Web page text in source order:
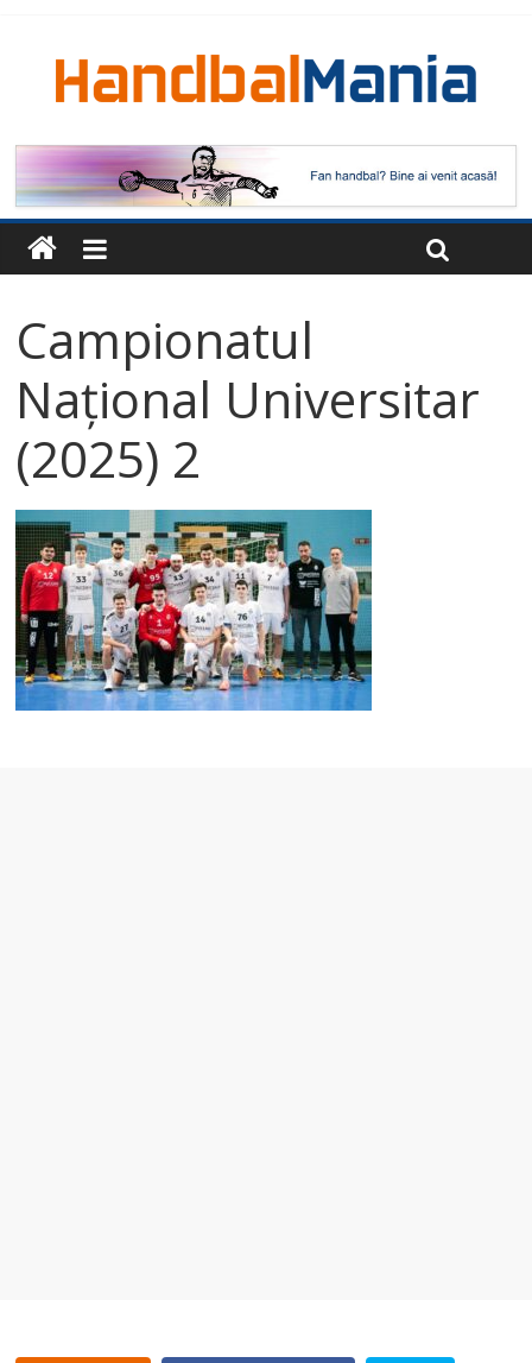
Campionatul
Național Universitar
(2025) 2